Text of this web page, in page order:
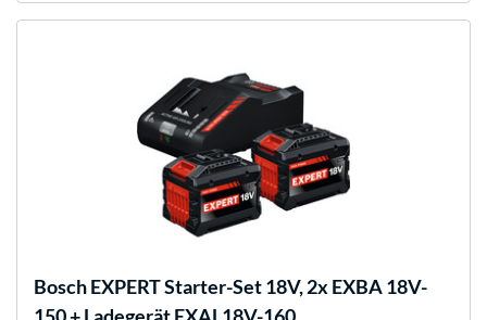
BoschEXPERT Starter-Set 18V, 2x EXBA 18V-